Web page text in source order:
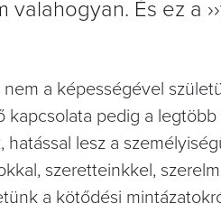
És ez a
a képességével
pedig a
lesz a
szeretteinkkel,
a kötődési